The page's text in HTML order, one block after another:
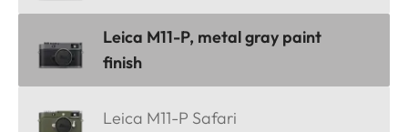
Leica M11-P, metal gray paint
finish
Leica M11-P Safari